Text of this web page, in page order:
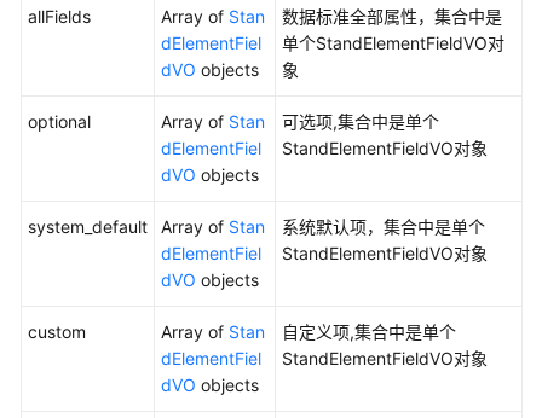
数
allFields Array of Stan
dElementFiel
dVO objects
数据标准全部属性，集合中是
单个StandElementFieldVO对
象
optional Array of Stan
dElementFiel
dVO objects
可选项,集合中是单个
StandElementFieldVO对象
system_default Array of Stan
dElementFiel
dVO objects
系统默认项，集合中是单个
StandElementFieldVO对象
custom Array of Stan
dElementFiel
dVO objects
自定义项,集合中是单个
StandElementFieldVO对象